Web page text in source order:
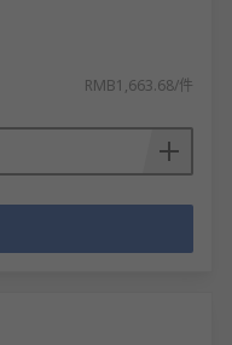
RMB1,663.68/件